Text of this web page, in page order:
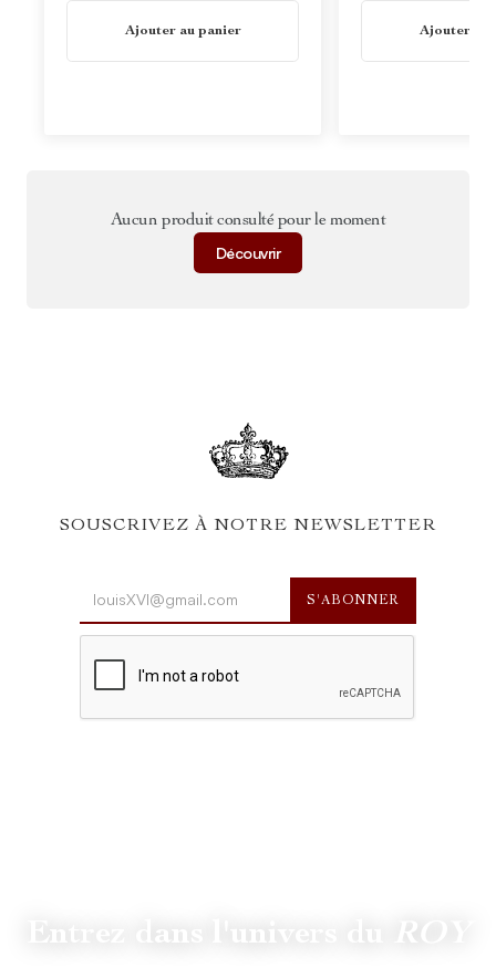
Ajouter au panier Ajouter au
Aucun produit consulté pour le moment
Découvrir
SOUSCRIVEZ À NOTRE NEWSLETTER
ROY